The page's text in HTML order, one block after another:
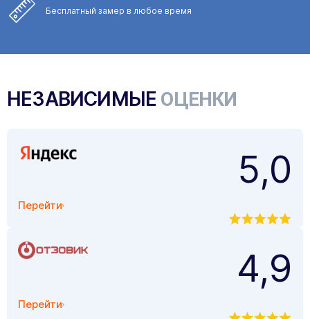
Бесплатный замер в любое время
НЕЗАВИСИМЫЕ ОЦЕНКИ
Перейти
5,0
Перейти
4,9